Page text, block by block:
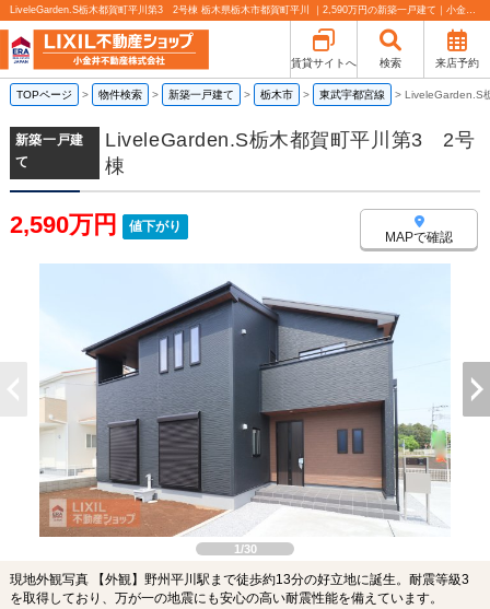
LiveleGarden.S栃木都賀町平川第3 2号棟 栃木県栃木市都賀町平川 ｜2,590万円の新築一戸建て｜小金井不動産売買部 小山城東店
賃貸サイトへ 検索 来店予約
TOPページ > 物件検索 > 新築一戸建て > 栃木市 > 東武宇都宮線 > LiveleGarden.S
新築一戸建
て
LiveleGarden.S栃木都賀町平川第3 2号
棟
2,590万円 値下がり
MAPで確認
1/30
現地外観写真 【外観】野州平川駅まで徒歩約13分の好立地に誕生。耐震等級3
を取得しており、万が一の地震にも安心の高い耐震性能を備えています。